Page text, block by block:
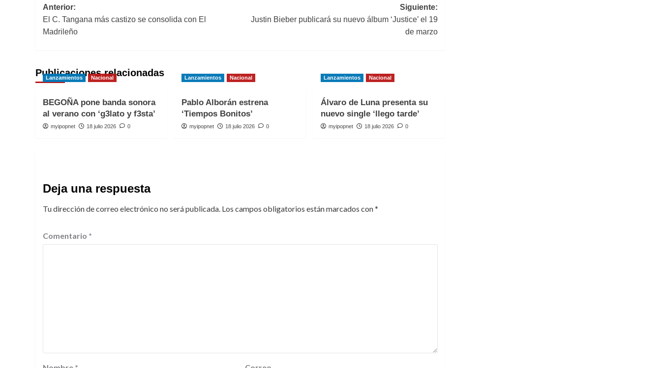
Navegación
de
Anterior:
El C. Tangana más castizo se consolida con El
Madrileño
Siguiente:
Justin Bieber publicará su nuevo álbum ‘Justice’ el 19
de marzo
Publicaciones relacionadas
Lanzamientos Nacional
BEGOÑA pone banda sonora
al verano con ‘g3lato y f3sta’
myipopnet 18 julio 2026 0
Lanzamientos Nacional
Pablo Alborán estrena
‘Tiempos Bonitos’
myipopnet 18 julio 2026 0
Lanzamientos Nacional
Álvaro de Luna presenta su
nuevo single ‘llego tarde’
myipopnet 18 julio 2026 0
Deja una respuesta
Tu dirección de correo electrónico no será publicada. Los campos obligatorios están marcados con*
Comentario *